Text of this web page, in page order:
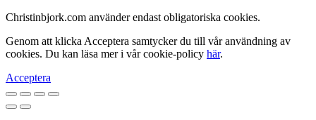
Christinbjork.com använder endast obligatoriska cookies.
Genom att klicka Acceptera samtycker du till vår användning av
cookies. Du kan läsa mer i vår cookie-policy här.
Acceptera